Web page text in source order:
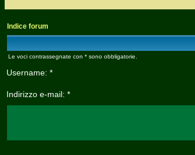
Indice forum
Le voci contrassegnate con * sono obbligatorie.
Username: *
Indirizzo e-mail: *